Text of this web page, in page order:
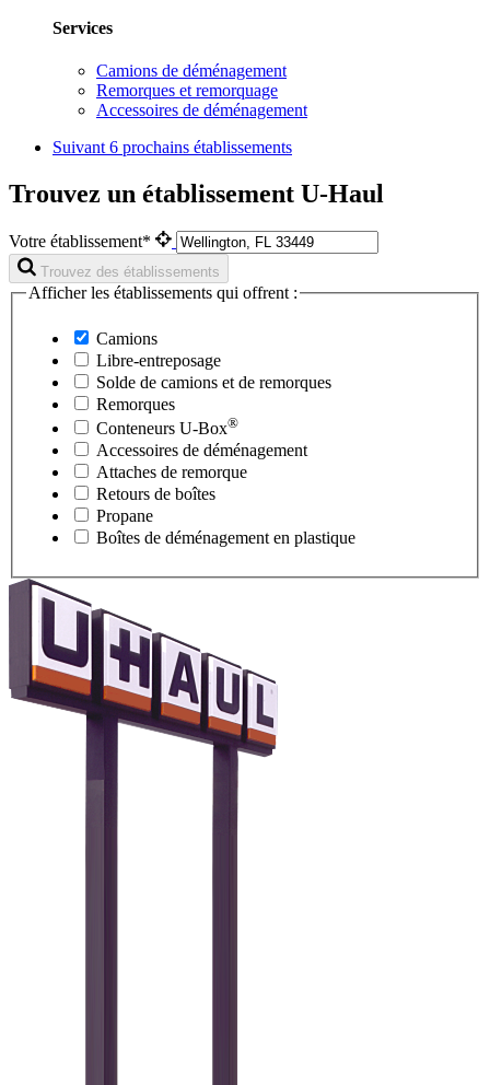
Services
Camions de déménagement
Remorques et remorquage
Accessoires de déménagement
Suivant 6 prochains établissements
Trouvez un établissement U-Haul
Votre établissement*
Trouvez des établissements
Afficher les établissements qui offrent :
Camions
Libre-entreposage
Solde de camions et de remorques
Remorques
Conteneurs U-Box®
Accessoires de déménagement
Attaches de remorque
Retours de boîtes
Propane
Boîtes de déménagement en plastique